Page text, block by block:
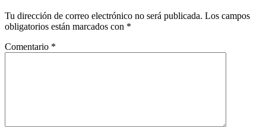
Tu dirección de correo electrónico no será publicada. Los campos
obligatorios están marcados con *
Comentario *